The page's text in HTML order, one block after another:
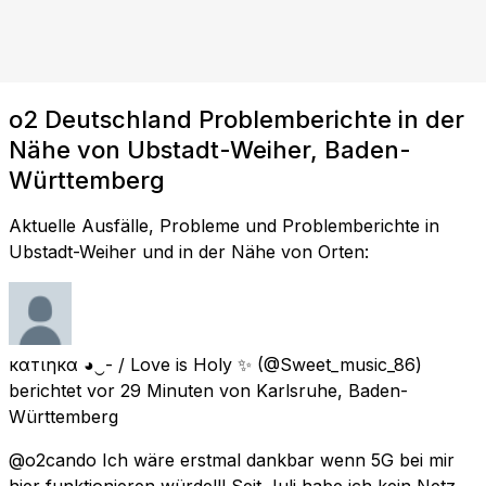
o2 Deutschland Problemberichte in der
Nähe von Ubstadt-Weiher, Baden-
Württemberg
Aktuelle Ausfälle, Probleme und Problemberichte in
Ubstadt-Weiher und in der Nähe von Orten:
кαтιηкα ◕‿- / Love is Holy ✨ (@Sweet_music_86)
berichtet vor 29 Minuten von Karlsruhe, Baden-
Württemberg
@o2cando Ich wäre erstmal dankbar wenn 5G bei mir